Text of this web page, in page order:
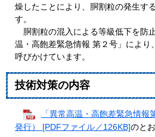
燥したことにより、胴割粒の発生す
す。
胴割粒の混入による等級低下を防
温・高飽差緊急情報 第２号」により
呼びかけています。
技術対策の内容
「異常高温・高飽差緊急情
発行） [PDFファイル／126KB]のと